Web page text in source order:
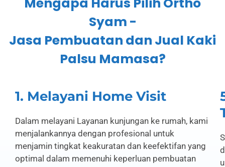
Syam -
Jasa Pembuatan dan Jual Kaki
Palsu Mamasa?
1. Melayani Home Visit
Dalam melayani Layanan kunjungan ke rumah, kami
menjalankannya dengan profesional untuk
menjamin tingkat keakuratan dan keefektifan yang
optimal dalam memenuhi keperluan pembuatan